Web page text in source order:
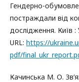
Гендерно-
постраждали від
дослідження. Київ
URL: https://
pdf/
Качинська М. О.